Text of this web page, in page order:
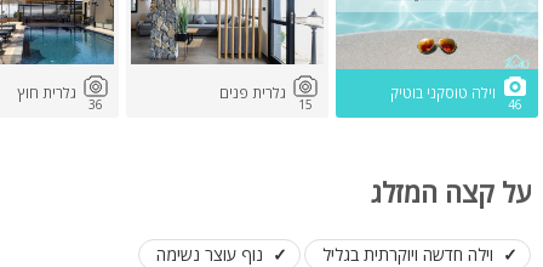
46
וילה טוסקני בוטיק
15
גלרית פנים
36
גלרית חוץ
על קצה המזלג
וילה חדשה ויוקרתית בגליל
נוף עוצר נשימה